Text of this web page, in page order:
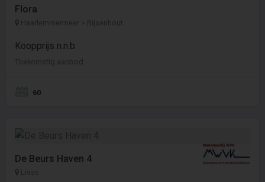
Flora
Haarlemmermeer > Rijsenhout
Koopprijs n.n.b.
Toekomstig aanbod
60
De Beurs Haven 4
Lisse